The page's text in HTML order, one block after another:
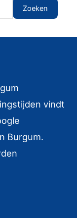
Zoeken
vindt
Burgum.